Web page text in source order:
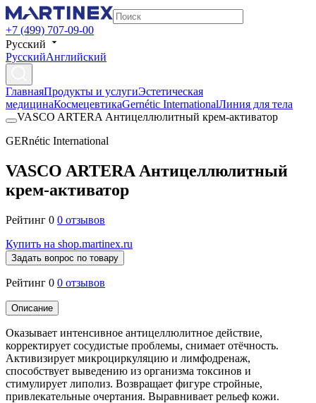
+7 (499) 707-09-00
Русский
РусскийАнглийский
ГлавнаяПродукты и услугиЭстетическая
медицинаКосмецевтикаGernétic InternationalЛиния для тела
VASCO ARTERA Антицеллюлитный крем-активатор
GERnétic International
VASCO ARTERA Антицеллюлитный
крем-активатор
Рейтинг 0 0 отзывов
Купить на shop.martinex.ru
Задать вопрос по товару
Рейтинг 0 0 отзывов
Описание
Оказывает интенсивное антицеллюлитное действие,
корректирует сосудистые проблемы, снимает отёчность.
Активизирует микроциркуляцию и лимфодренаж,
способствует выведению из организма токсинов и
стимулирует липолиз. Возвращает фигуре стройные,
привлекательные очертания. Выравнивает рельеф кожи.